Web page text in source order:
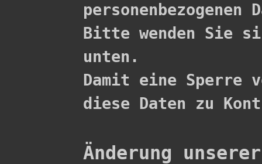
personenbezogenen
Bitte wenden Sie
unten.
Damit eine Sperre
diese Daten zu
Änderung